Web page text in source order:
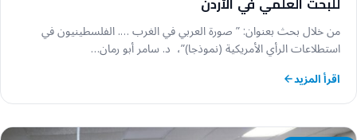
للبحث العلمي في الأردن
من خلال بحث بعنوان: ” صورة العربي في الغرب …. الفلسطينيون في
استطلاعات الرأي الأمريكية (نموذجا)”، د. سامر أبو رمان…
اقرأ المزيد